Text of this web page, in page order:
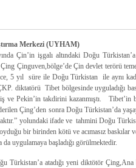
Merkezi (UYHAM)
Çin’in işgalı altındaki Doğu
Çinguven,bölge’de Çin devlet terörü
5 yıl süre ile Doğu Türkistan ile aynı
diktatörü Tibet bölgesinde uyguladığı
ve Pekin’in takdirini kazanmıştı.
Çing’den sonra Doğu Türkistan’da
yolundaki ifade ve tahmini Doğu
bir birinden kötü ve acımasız
uygulamaya başladığı görülmektedir.
Türkistan’a atadığı yeni diktötör